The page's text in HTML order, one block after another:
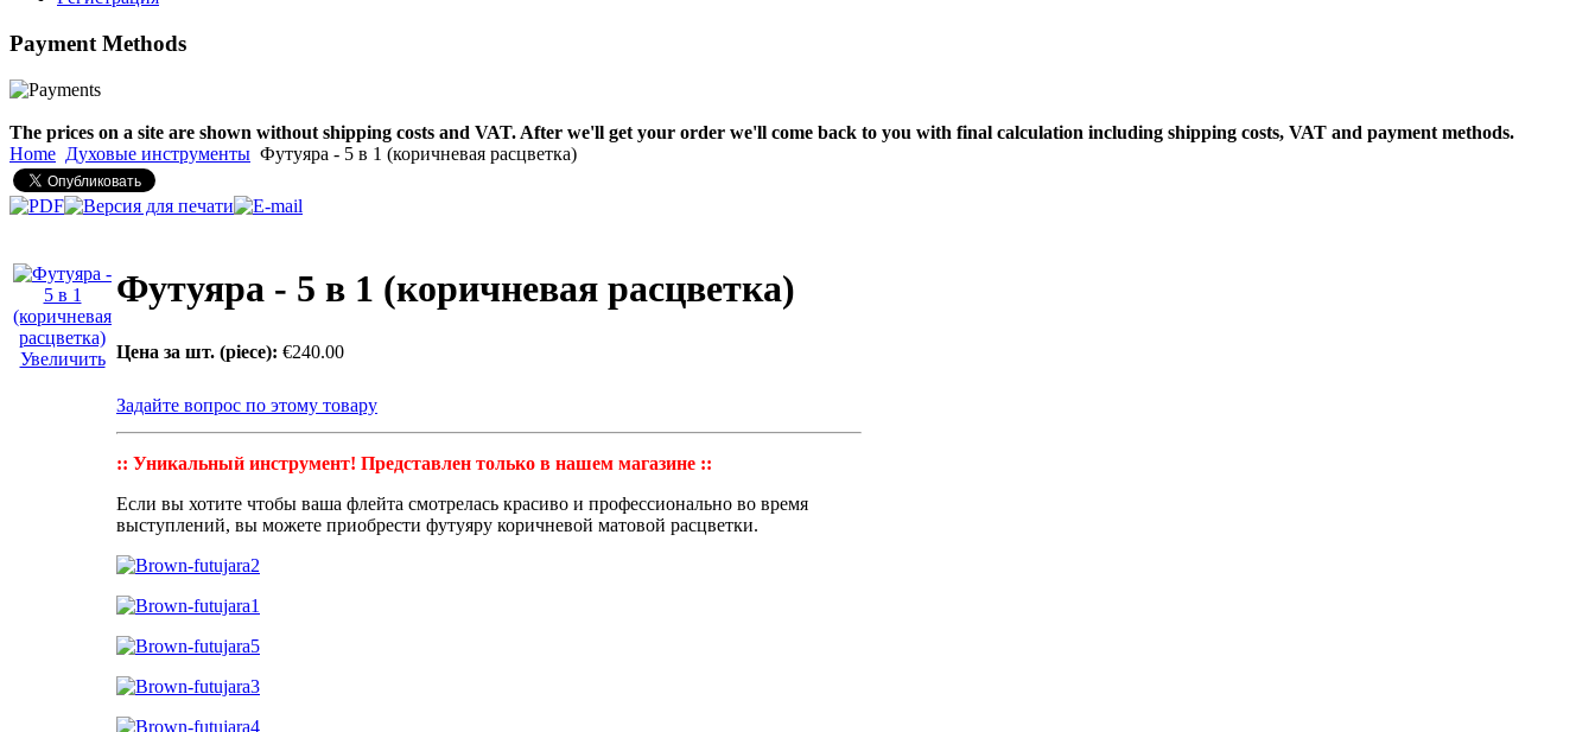
€790.00
€711.00
Вы экономите: €79.00
Payment Methods
The prices on a site are shown without shipping costs and VAT. After we'll get your order we'll come back to you with final calculation including shipping costs, VAT and payment methods.
Home Духовые инструменты Футуяра - 5 в 1 (коричневая расцветка)
Увеличить
Футуяра - 5 в 1 (коричневая расцветка)
Цена за шт. (piece): €240.00
Задайте вопрос по этому товару
:: Уникальный инструмент! Представлен только в нашем магазине ::
Если вы хотите чтобы ваша флейта смотрелась красиво и профессионально во время
выступлений, вы можете приобрести футуяру коричневой матовой расцветки.